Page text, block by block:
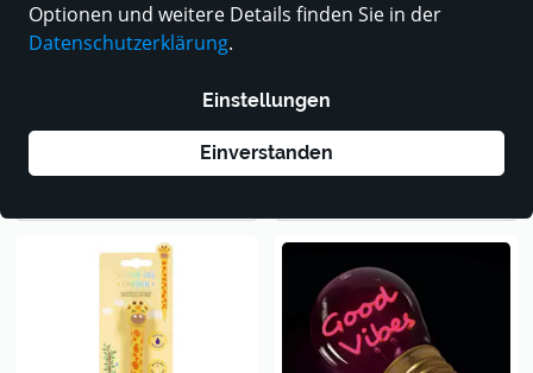
Optionen und weitere Details finden Sie in der
Datenschutzerklärung.
Einstellungen
Einverstanden
LEGAMI Kids Thermosflasche
NEU
Legami